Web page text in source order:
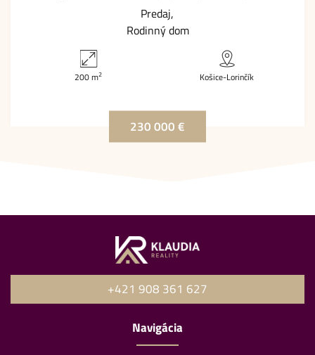
Predaj
Rodinný dom
200 m2 Košice-Lorinčík
230 000 €
+421 908 361 627
Navigácia